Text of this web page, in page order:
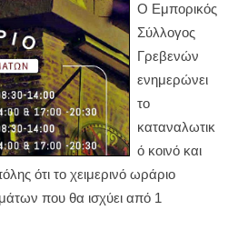
Ο Εμπορικός
Σύλλογος
Γρεβενών
ενημερώνει
το
καταναλωτικ
ό κοινό και
ότι το χειμερινό ωράριο
που θα ισχύει από 1